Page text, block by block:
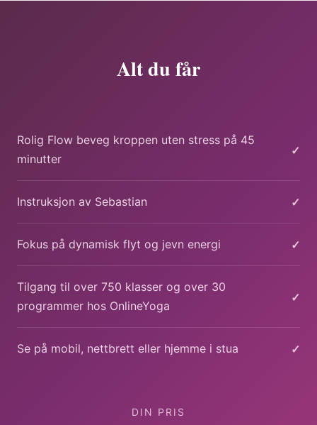
Alt du får
Rolig Flow beveg kroppen uten stress på 45
minutter
✓
Instruksjon av Sebastian ✓
Fokus på dynamisk flyt og jevn energi ✓
Tilgang til over 750 klasser og over 30
programmer hos OnlineYoga
✓
Se på mobil, nettbrett eller hjemme i stua ✓
DIN PRIS